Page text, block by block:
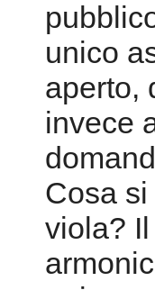
unico
aperto,
invece
Cosa
viola?